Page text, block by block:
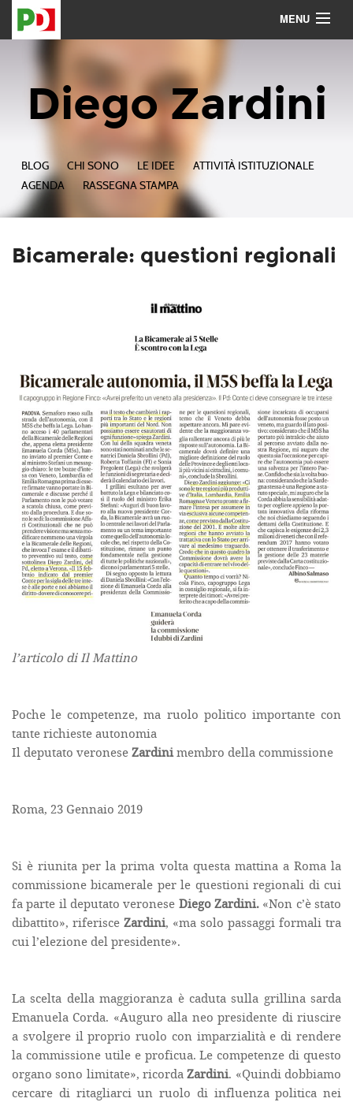
MENU
Diego Zardini
BLOG CHI SONO LE IDEE
ATTIVITÀ ISTITUZIONALE
AGENDA
RASSEGNA STAMPA
Bicamerale: questioni regionali
l’articolo di Il Mattino
Poche le competenze, ma ruolo politico importante con
tante richieste autonomia
Il deputato veronese Zardinimembro della commissione
Roma, 23 Gennaio 2019
Si è riunita per la prima volta questa mattina a Roma la
commissione bicamerale per le questioni regionali di cui
fa parte il deputato veronese Diego Zardini. «Non c’è stato
dibattito», riferisce Zardini, «ma solo passaggi formali tra
cui l’elezione del presidente».
La scelta della maggioranza è caduta sulla grillina sarda
Emanuela Corda. «Auguro alla neo presidente di riuscire
a svolgere il proprio ruolo con imparzialità e di rendere
la commissione utile e proficua. Le competenze di questo
organo sono limitate», ricordaZardini. «Quindi dobbiamo
cercare di ritagliarci un ruolo di influenza politica nei